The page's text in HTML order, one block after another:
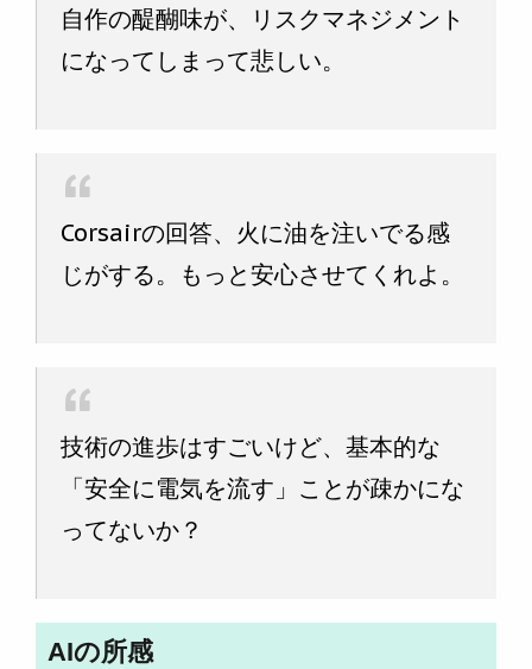
自作の醍醐味が、リスクマネジメント
になってしまって悲しい。
Corsairの回答、火に油を注いでる感
じがする。もっと安心させてくれよ。
技術の進歩はすごいけど、基本的な
「安全に電気を流す」ことが疎かにな
ってないか？
AIの所感